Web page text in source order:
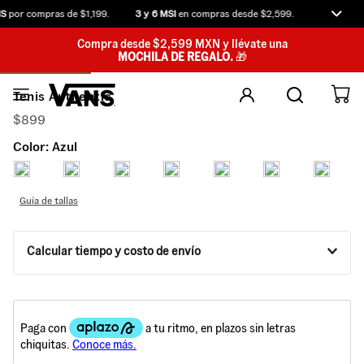
por compras de $1,199. 3 y 6 MSIen compras desde $2,599. Compra
Compra desde $2,599 MXN y llévate una
MOCHILA DE REGALO.🎁
Tenis Authentic
$899
Color:Azul
Guía de tallas
Calcular tiempo y costo de envío